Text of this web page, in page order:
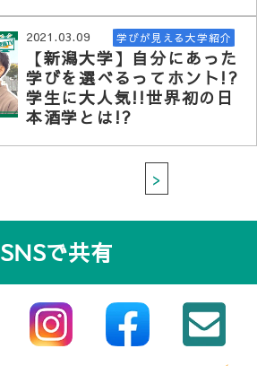
2021.03.09 学びが見える大学紹介
【新潟大学】自分にあった
学びを選べるってホント!?
学生に大人気!!世界初の日
本酒学とは!?
>
SNSで共有